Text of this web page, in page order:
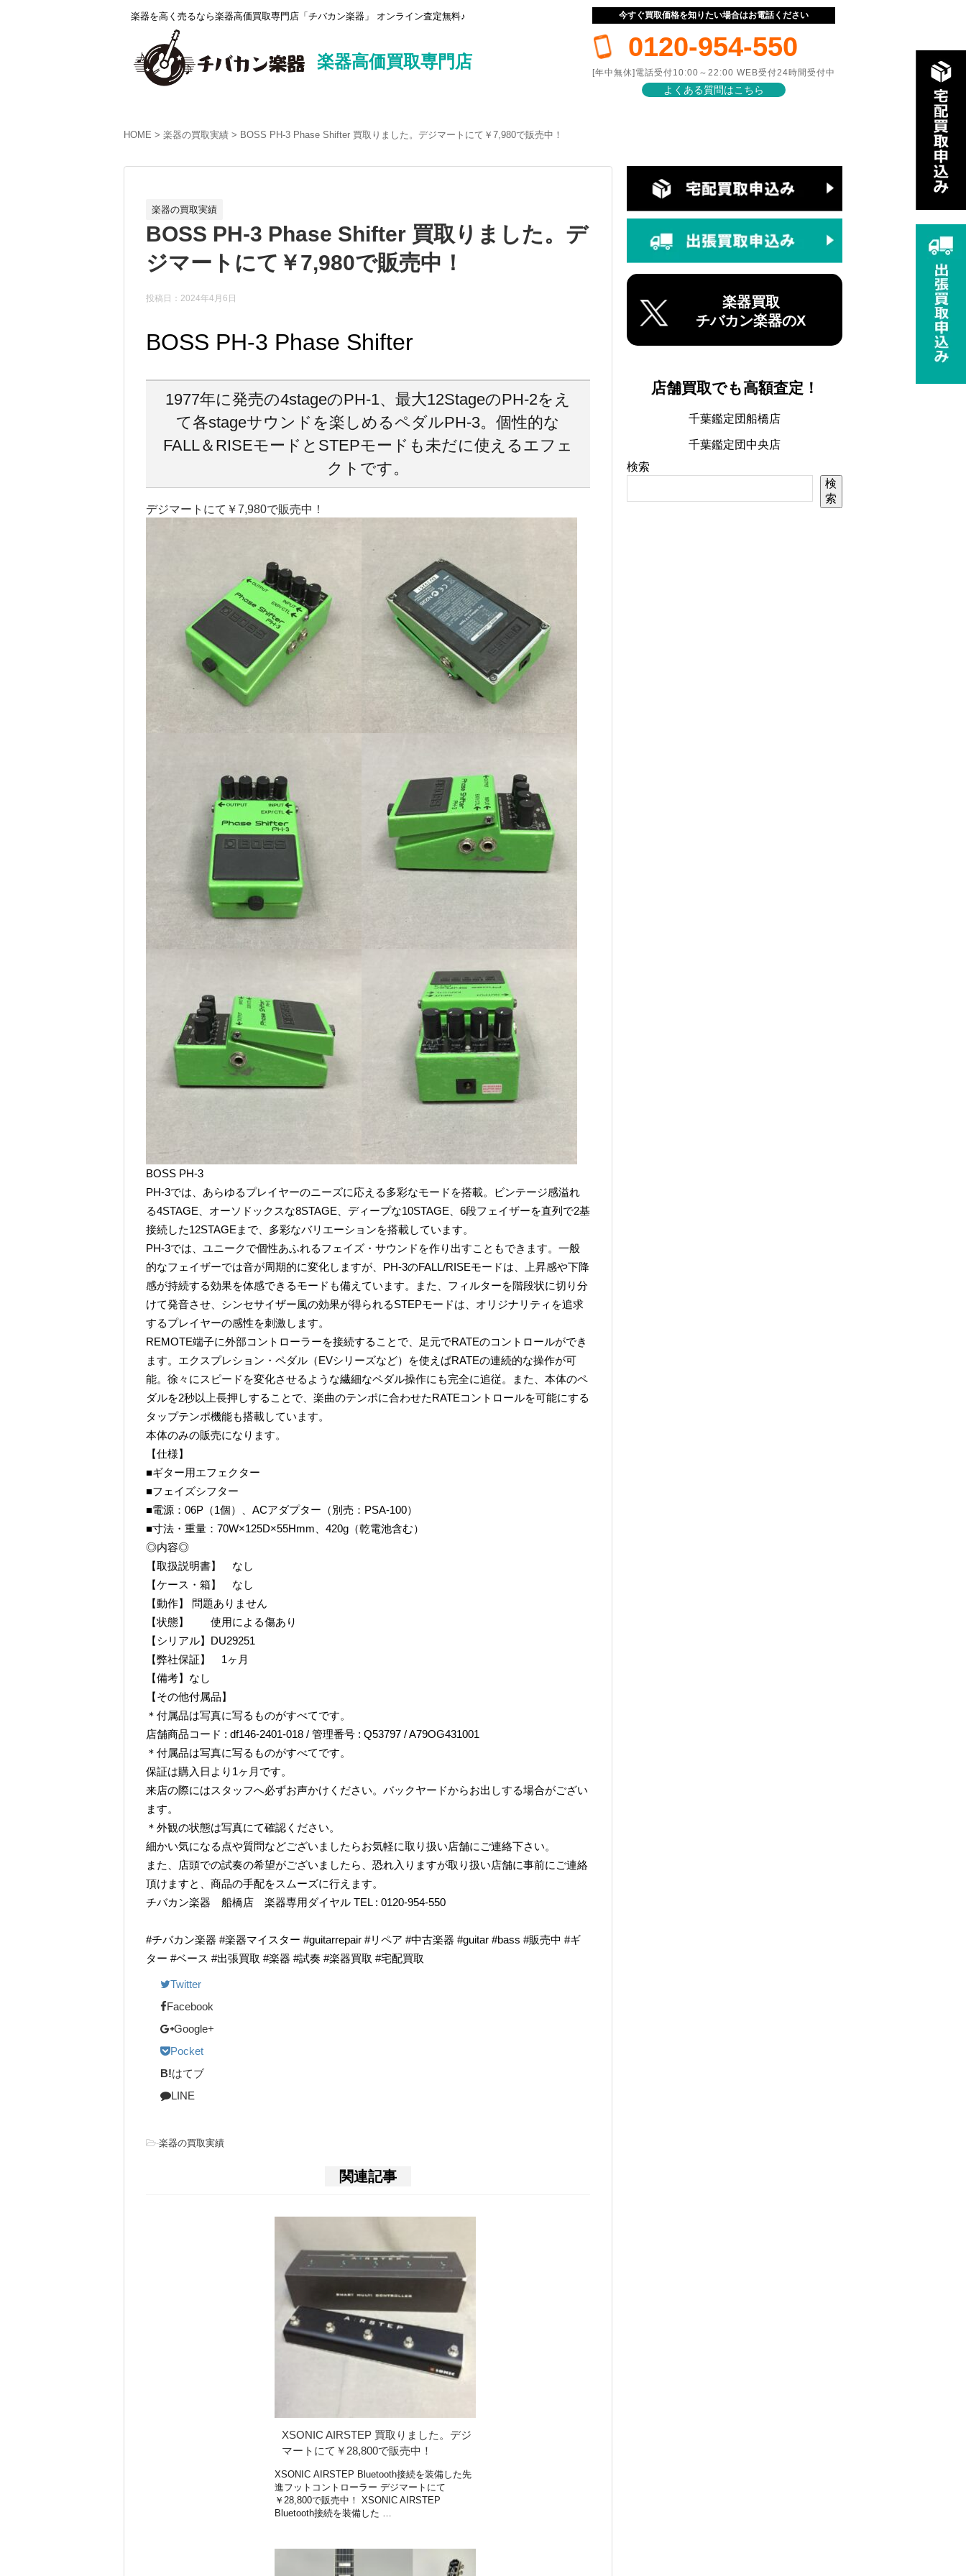
楽器を高く売るなら楽器高価買取専門店「チバカン楽器」 オンライン査定無料♪
楽器高価買取専門店
今すぐ買取価格を知りたい場合はお電話ください
0120-954-550
[年中無休]電話受付10:00～22:00 WEB受付24時間受付中
よくある質問はこちら
HOME 楽器の買取実績 BOSS PH-3 Phase Shifter 買取りました。デジマートにて￥7,980で販売中！
楽器の買取実績
BOSS PH-3 Phase Shifter 買取りました。デ
ジマートにて￥7,980で販売中！
投稿日：2024年4月6日
BOSS PH-3 Phase Shifter
1977年に発売の4stageのPH-1、最大12StageのPH-2をえ
て各stageサウンドを楽しめるペダルPH-3。個性的な
FALL＆RISEモードとSTEPモードも未だに使えるエフェ
クトです。
デジマートにて￥7,980で販売中！
BOSS PH-3
PH-3では、あらゆるプレイヤーのニーズに応える多彩なモードを搭載。ビンテージ感溢れ
る4STAGE、オーソドックスな8STAGE、ディープな10STAGE、6段フェイザーを直列で2基
接続した12STAGEまで、多彩なバリエーションを搭載しています。
PH-3では、ユニークで個性あふれるフェイズ・サウンドを作り出すこともできます。一般
的なフェイザーでは音が周期的に変化しますが、PH-3のFALL/RISEモードは、上昇感や下降
感が持続する効果を体感できるモードも備えています。また、フィルターを階段状に切り分
けて発音させ、シンセサイザー風の効果が得られるSTEPモードは、オリジナリティを追求
するプレイヤーの感性を刺激します。
REMOTE端子に外部コントローラーを接続することで、足元でRATEのコントロールができ
ます。エクスプレション・ペダル（EVシリーズなど）を使えばRATEの連続的な操作が可
能。徐々にスピードを変化させるような繊細なペダル操作にも完全に追従。また、本体のペ
ダルを2秒以上長押しすることで、楽曲のテンポに合わせたRATEコントロールを可能にする
タップテンポ機能も搭載しています。
本体のみの販売になります。
【仕様】
■ギター用エフェクター
■フェイズシフター
■電源：06P（1個）、ACアダプター（別売：PSA-100）
■寸法・重量：70W×125D×55Hmm、420g（乾電池含む）
◎内容◎
【取扱説明書】 なし
【ケース・箱】 なし
【動作】 問題ありません
【状態】 使用による傷あり
【シリアル】DU29251
【弊社保証】 1ヶ月
【備考】なし
【その他付属品】
＊付属品は写真に写るものがすべてです。
店舗商品コード : df146-2401-018 / 管理番号 : Q53797 / A79OG431001
＊付属品は写真に写るものがすべてです。
保証は購入日より1ヶ月です。
来店の際にはスタッフへ必ずお声かけください。バックヤードからお出しする場合がござい
ます。
＊外観の状態は写真にて確認ください。
細かい気になる点や質問などございましたらお気軽に取り扱い店舗にご連絡下さい。
また、店頭での試奏の希望がございましたら、恐れ入りますが取り扱い店舗に事前にご連絡
頂けますと、商品の手配をスムーズに行えます。
チバカン楽器 船橋店 楽器専用ダイヤル TEL : 0120-954-550
#チバカン楽器 #楽器マイスター #guitarrepair #リペア #中古楽器 #guitar #bass #販売中 #ギ
ター #ベース #出張買取 #楽器 #試奏 #楽器買取 #宅配買取
Twitter
Facebook
Google+
Pocket
B!はてブ
LINE
-楽器の買取実績
関連記事
XSONIC AIRSTEP 買取りました。デジ
マートにて￥28,800で販売中！
XSONIC AIRSTEP Bluetooth接続を装備した先
進フットコントローラー デジマートにて
￥28,800で販売中！ XSONIC AIRSTEP
Bluetooth接続を装備した …
楽器買取
チバカン楽器のX
店舗買取でも高額査定！
千葉鑑定団船橋店
千葉鑑定団中央店
検索
検
索